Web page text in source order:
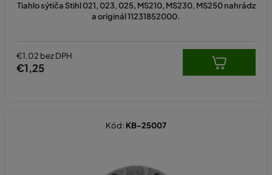
Tiahlo sýtiča Stihl 021, 023, 025, MS210, MS230, MS250 nahrádz
a originál 11231852000.
€1,02 bez DPH
€1,25
Kód: KB-25007